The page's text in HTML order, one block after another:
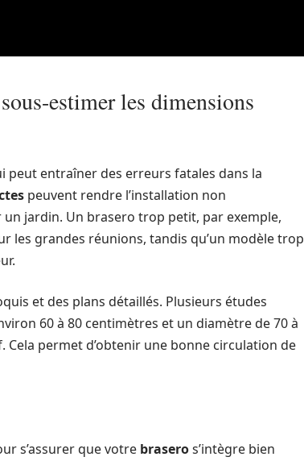
estimer les dimensions
peut entraîner des erreurs fatales dans la
peuvent rendre l’installation non
jardin. Un brasero trop petit, par exemple,
grandes réunions, tandis qu’un modèle trop
et des plans détaillés. Plusieurs études
60 à 80 centimètres et un diamètre de 70 à
permet d’obtenir une bonne circulation de
s’assurer que votre braseros’intègre bien